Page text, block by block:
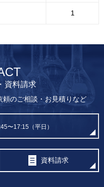
1
資料請求
のご相談・お見積りなど
〜17:15（平日）
資料請求